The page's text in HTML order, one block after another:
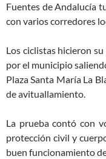
Fuentes de Andalucía
con varios corredores
Los ciclistas hicieron
por el municipio
Plaza Santa María La
de avituallamiento.
La prueba contó con
protección civil y
buen funcionamiento